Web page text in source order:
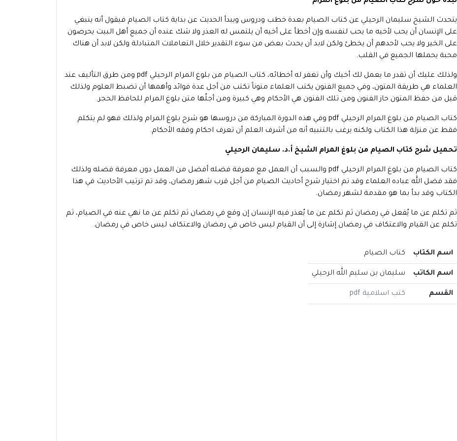
يتحدث الشيخ سليمان الرحيلي عن كتاب الصيام بعدة خطب ودروس ويبدأ الحديث عن بداية كتاب الصيام فيقول أنه ينبغي
على الإنسان أن يحب لأخيه ما يحب لنفسه وإن أخطأ على أخيه أن يلتمس له العذر ولا شك عنده أن جميع أهل البيت يحرصون
على الخير ولا يحب لأحدهم أن يخطئ ولكن لابد أن يحدث بعض من سوء التقدير خلال التعاملات المتبادلة ولكن لابد أن هناك
محبة يحملها الجميع في القلب.
ولذلك عليك أن تقدر ما يعمل لك أخيك وأن تغفر له أخطائه، كتاب الصيام من بلوغ المرام الرحيلي pdf ومن طرق التأليف عند
العلماء هي طريقة المتون، وفي جميع الفنون يكتب العلماء متوناً تكتب من أجل عدة فوائد وأهمها أن تضبط العلوم ولذلك
قيل من حفظ المتون حاز الفنون ومن تلك الفنون هي الأحكام وهي كبيرة ومن أجلّها متن بلوغ المرام للحافظ الحجر.
كتاب الصيام من بلوغ المرام الرحيلي pdf وفي هذه الدورة المباركة من دروسها هو شرح بلوغ المرام ولذلك فهو لم يتكلم
فقط عن منزلة هذا الكتاب ولكنه يرغب بالتنبيه أنه من أشرف العلم أن تعرف احكام وفقه الأحكام.
تحميل شرح كتاب الصيام من بلوغ المرام الشيخ أ.د. سليمان الرحيلي
كتاب الصيام من بلوغ المرام الرحيلي pdf والسبب أن العمل مع معرفة فضله أفضل من العمل دون معرفة فضله ولذلك
فقد فضل الله عباده العلماء وقد تم اختيار شرح أحاديث الصيام من أجل قرب شهر رمضان، وقد تم ترتيب الأحاديث في هذا
الكتاب وقد بدأ بما هو مقدمة لشهر رمضان.
ثم تكلم عن ما يُفعل في رمضان ثم تكلم عن ما يُعذر فيه الإنسان إن وقع في رمضان ثم تكلم عن ما نهي عنه في الصيام، ثم
تكلم عن القيام والاعتكاف في رمضان إشارة إلى أن القيام ليس خاص في رمضان والاعتكاف ليس خاص في رمضان.
اسم الكتاب كتاب الصيام
اسم الكاتب سليمان بن سليم الله الرحيلي
القسم كتب اسلامية pdf